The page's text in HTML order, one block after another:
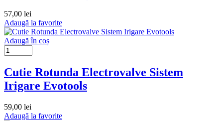
57,00 lei
Adaugă la favorite
Adaugă în coș
Cutie Rotunda Electrovalve Sistem
Irigare Evotools
59,00 lei
Adaugă la favorite